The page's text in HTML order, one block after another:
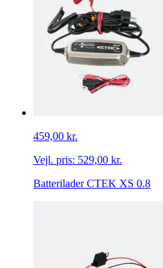
459,00 kr.
Vejl. pris: 529,00 kr.
Batterilader CTEK XS 0.8